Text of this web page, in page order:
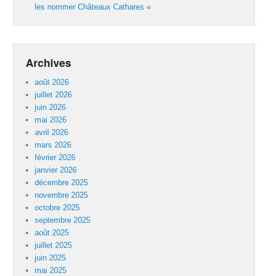
les nommer Châteaux Cathares «
Archives
août 2026
juillet 2026
juin 2026
mai 2026
avril 2026
mars 2026
février 2026
janvier 2026
décembre 2025
novembre 2025
octobre 2025
septembre 2025
août 2025
juillet 2025
juin 2025
mai 2025